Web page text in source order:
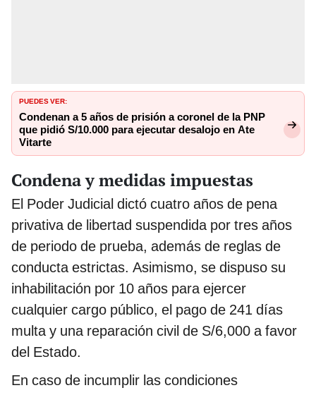
PUEDES VER:
Condenan a 5 años de prisión a coronel de la PNP
que pidió S/10.000 para ejecutar desalojo en Ate
Vitarte
Condena y medidas impuestas
El Poder Judicial dictó cuatro años de pena
privativa de libertad suspendida por tres años
de periodo de prueba, además de reglas de
conducta estrictas. Asimismo, se dispuso su
inhabilitación por 10 años para ejercer
cualquier cargo público, el pago de 241 días
multa y una reparación civil de S/6,000 a favor
del Estado.
En caso de incumplir las condiciones